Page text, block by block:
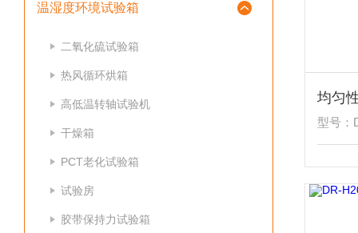
温湿度环境试验箱
二氧化硫试验箱
热风循环烘箱
高低温转轴试验机
干燥箱
PCT老化试验箱
试验房
胶带保持力试验箱
均匀
型号：